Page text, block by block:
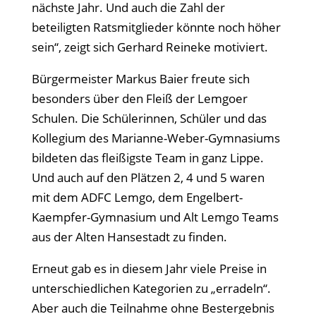
nächste Jahr. Und auch die Zahl der
beteiligten Ratsmitglieder könnte noch höher
sein“, zeigt sich Gerhard Reineke motiviert.
Bürgermeister Markus Baier freute sich
besonders über den Fleiß der Lemgoer
Schulen. Die Schülerinnen, Schüler und das
Kollegium des Marianne-Weber-Gymnasiums
bildeten das fleißigste Team in ganz Lippe.
Und auch auf den Plätzen 2, 4 und 5 waren
mit dem ADFC Lemgo, dem Engelbert-
Kaempfer-Gymnasium und Alt Lemgo Teams
aus der Alten Hansestadt zu finden.
Erneut gab es in diesem Jahr viele Preise in
unterschiedlichen Kategorien zu „erradeln“.
Aber auch die Teilnahme ohne Bestergebnis